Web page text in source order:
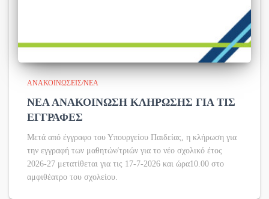
ΑΝΑΚΟΙΝΏΣΕΙΣ/ΝΈΑ
ΝΕΑ ΑΝΑΚΟΙΝΩΣΗ ΚΛΗΡΩΣΗΣ ΓΙΑ ΤΙΣ
ΕΓΓΡΑΦΕΣ
Μετά από έγγραφο του Υπουργείου Παιδείας, η κλήρωση για
την εγγραφή των μαθητών/τριών για το νέο σχολικό έτος
2026-27 μετατίθεται για τις 17-7-2026 και ώρα10.00 στο
αμφιθέατρο του σχολείου.